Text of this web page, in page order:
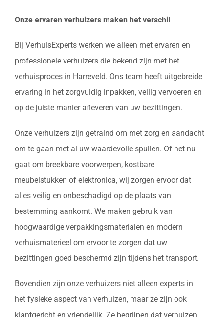
Onze ervaren verhuizers maken het verschil
Bij VerhuisExperts werken we alleen met ervaren en
professionele verhuizers die bekend zijn met het
verhuisproces in Harreveld. Ons team heeft uitgebreide
ervaring in het zorgvuldig inpakken, veilig vervoeren en
op de juiste manier afleveren van uw bezittingen.
Onze verhuizers zijn getraind om met zorg en aandacht
om te gaan met al uw waardevolle spullen. Of het nu
gaat om breekbare voorwerpen, kostbare
meubelstukken of elektronica, wij zorgen ervoor dat
alles veilig en onbeschadigd op de plaats van
bestemming aankomt. We maken gebruik van
hoogwaardige verpakkingsmaterialen en modern
verhuismaterieel om ervoor te zorgen dat uw
bezittingen goed beschermd zijn tijdens het transport.
Bovendien zijn onze verhuizers niet alleen experts in
het fysieke aspect van verhuizen, maar ze zijn ook
klantgericht en vriendelijk. Ze begrijpen dat verhuizen